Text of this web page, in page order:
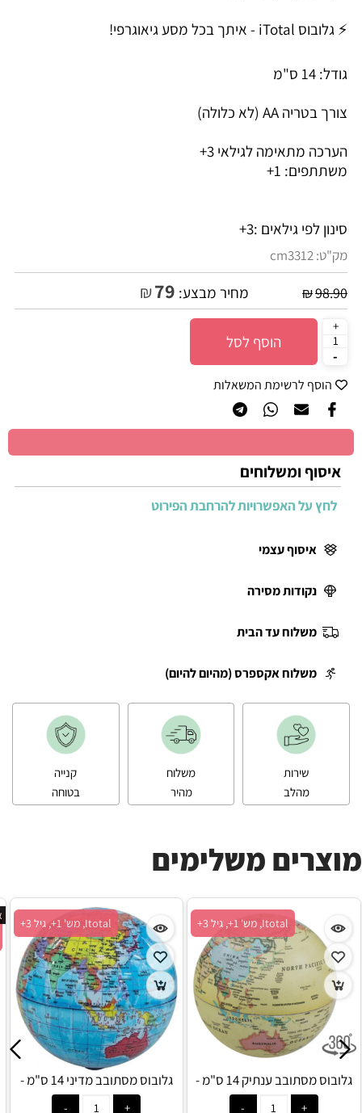
⚡ גלובוס iTotal - איתך בכל מסע גיאוגרפי!
גודל: 14 ס"מ
צורך בטריה AA (לא כלולה)
הערכה מתאימה לגילאי 3+
משתתפים: 1+
סינון לפי גילאים :3+
מק"ט:cm3312
₪98.90 מחיר מבצע: ₪79
הוסף לסל
הוסף לרשימת המשאלות
איסוף ומשלוחים
לחץ על האפשרויות להרחבת הפירוט
איסוף עצמי
נקודות מסירה
משלוח עד הבית
משלוח אקספרס (מהיום להיום)
שירות
מהלב
משלוח
מהיר
קנייה
בטוחה
מוצרים משלימים
Itotal, מש' 1+, גיל 3+
גלובוס מסתובב מדיני 14 ס"מ -
Itotal, מש' 1+, גיל 3+
גלובוס מסתובב ענתיק 14 ס"מ -